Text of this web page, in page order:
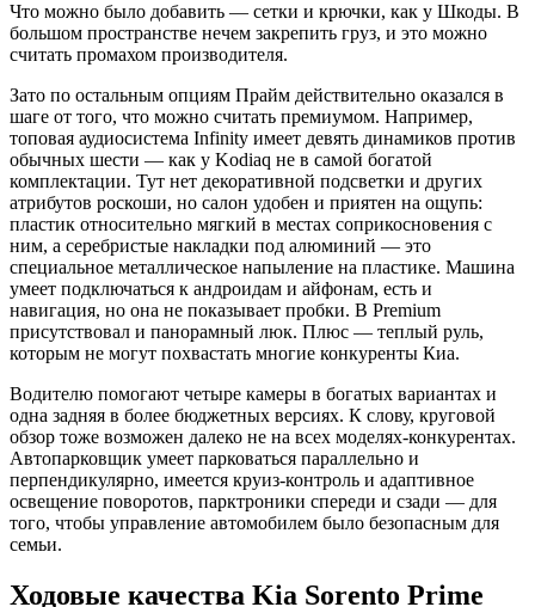
Что можно было добавить — сетки и крючки, как у Шкоды. В
большом пространстве нечем закрепить груз, и это можно
считать промахом производителя.
Зато по остальным опциям Прайм действительно оказался в
шаге от того, что можно считать премиумом. Например,
топовая аудиосистема Infinity имеет девять динамиков против
обычных шести — как у Kodiaq не в самой богатой
комплектации. Тут нет декоративной подсветки и других
атрибутов роскоши, но салон удобен и приятен на ощупь:
пластик относительно мягкий в местах соприкосновения с
ним, а серебристые накладки под алюминий — это
специальное металлическое напыление на пластике. Машина
умеет подключаться к андроидам и айфонам, есть и
навигация, но она не показывает пробки. В Premium
присутствовал и панорамный люк. Плюс — теплый руль,
которым не могут похвастать многие конкуренты Киа.
Водителю помогают четыре камеры в богатых вариантах и
одна задняя в более бюджетных версиях. К слову, круговой
обзор тоже возможен далеко не на всех моделях-конкурентах.
Автопарковщик умеет парковаться параллельно и
перпендикулярно, имеется круиз-контроль и адаптивное
освещение поворотов, парктроники спереди и сзади — для
того, чтобы управление автомобилем было безопасным для
семьи.
Ходовые качества Kia Sorento Prime